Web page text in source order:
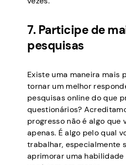
7. Participe de
pesquisas
Existe uma maneira mais
tornar um melhor
pesquisas online do que
questionários?
progresso não é algo que
apenas. É algo pelo qual
trabalhar, especialmente
aprimorar uma